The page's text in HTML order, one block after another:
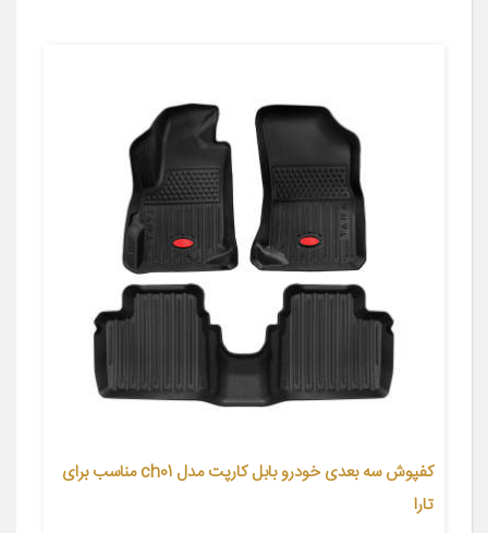
کفپوش سه بعدی خودرو بابل کارپت مدل ch01 مناسب برای
تارا